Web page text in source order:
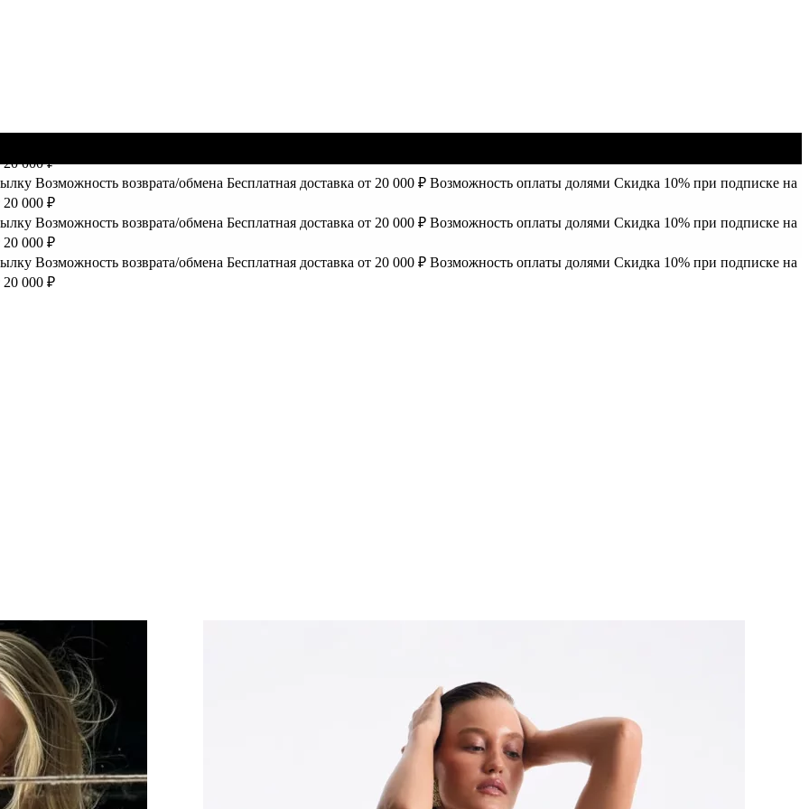
20 000 ₽
Возможность возврата/обмена Бесплатная доставка от 20 000 ₽ Возможность оплаты долями Скидка 10% при подписке на
20 000 ₽
Возможность возврата/обмена Бесплатная доставка от 20 000 ₽ Возможность оплаты долями Скидка 10% при подписке на
20 000 ₽
Возможность возврата/обмена Бесплатная доставка от 20 000 ₽ Возможность оплаты долями Скидка 10% при подписке на
20 000 ₽